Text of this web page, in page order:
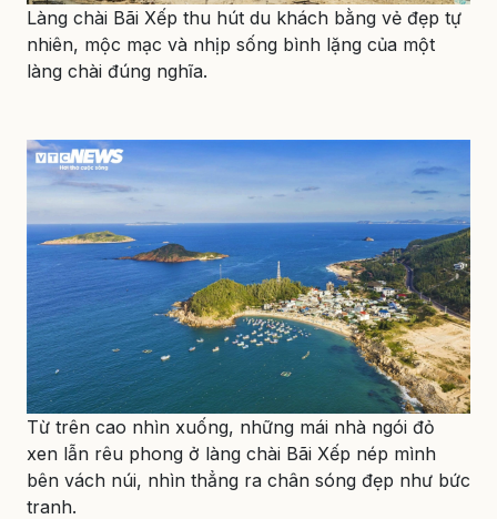
Làng chài Bãi Xếp thu hút du khách bằng vẻ đẹp tự
nhiên, mộc mạc và nhịp sống bình lặng của một
làng chài đúng nghĩa.
Từ trên cao nhìn xuống, những mái nhà ngói đỏ
xen lẫn rêu phong ở làng chài Bãi Xếp nép mình
bên vách núi, nhìn thẳng ra chân sóng đẹp như bức
tranh.